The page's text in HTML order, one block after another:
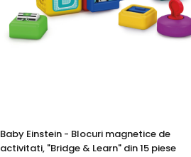
Baby Einstein - Blocuri magnetice de
activitati, "Bridge & Learn" din 15 piese